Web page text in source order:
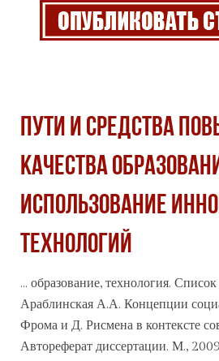
ПУТИ И СРЕДСТВА
КАЧЕСТВА
ИСПОЛЬЗОВАНИЕ
ТЕХНОЛОГИЙ
... образование, технология. Список
Араблинская А.А. Концепции
Фрома и Д. Рисмена в контексте
Автореферат диссертации. М.,